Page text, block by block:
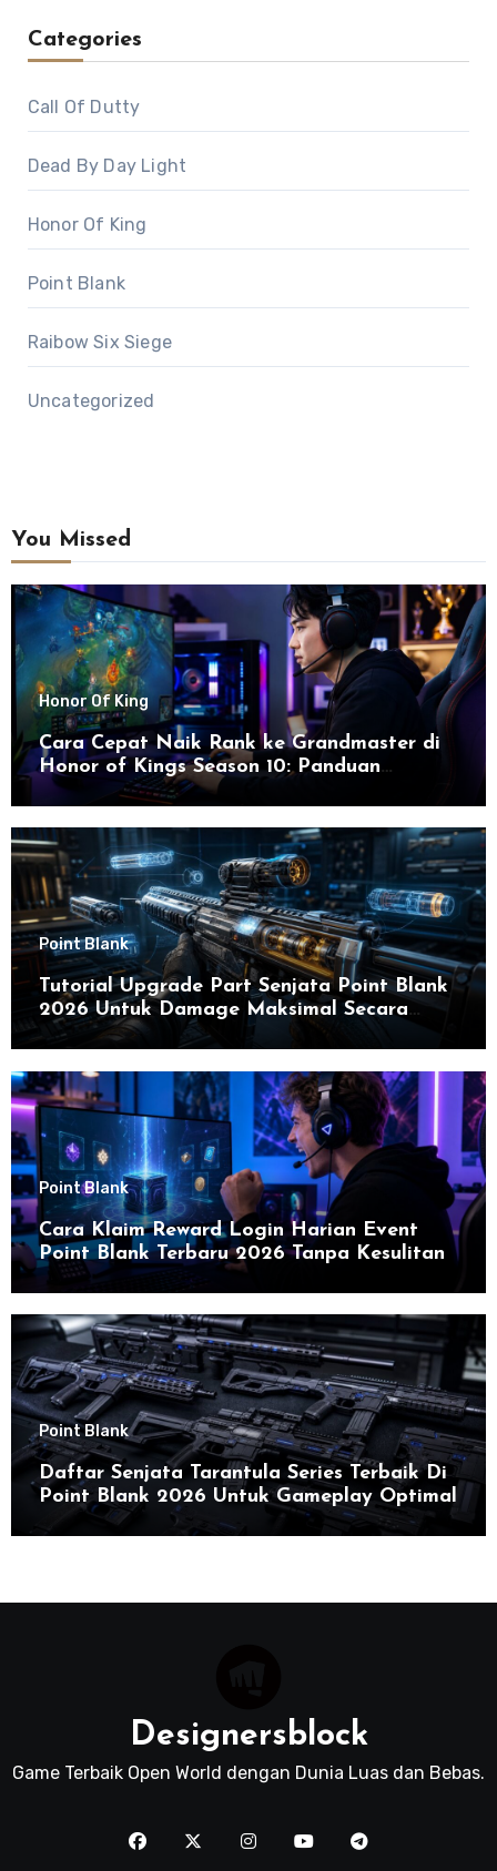
Categories
Call Of Dutty
Dead By Day Light
Honor Of King
Point Blank
Raibow Six Siege
Uncategorized
You Missed
Honor Of King
Cara Cepat Naik Rank ke Grandmaster di
Honor of Kings Season 10: Panduan
Lengkap dan Strategi Terbaru untuk Sukses
di 2026
Point Blank
Tutorial Upgrade Part Senjata Point Blank
2026 Untuk Damage Maksimal Secara
Efektif
Point Blank
Cara Klaim Reward Login Harian Event
Point Blank Terbaru 2026 Tanpa Kesulitan
Point Blank
Daftar Senjata Tarantula Series Terbaik Di
Point Blank 2026 Untuk Gameplay Optimal
Designersblock
Game Terbaik Open World dengan Dunia Luas dan Bebas.